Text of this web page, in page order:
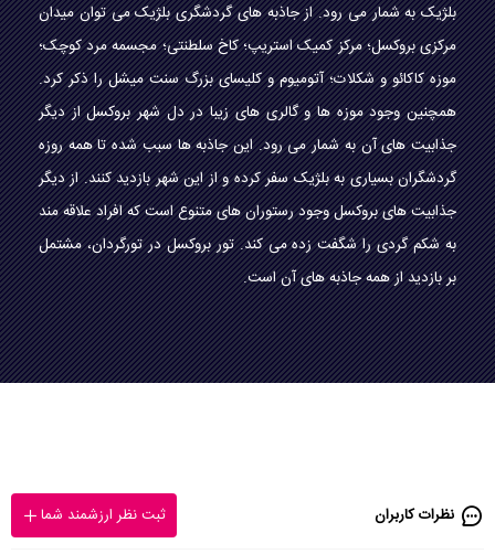
بلژیک به شمار می رود. از جاذبه های گردشگری بلژیک می توان میدان
مرکزی بروکسل؛ مرکز کمیک استریپ؛ کاخ سلطنتی؛ مجسمه مرد کوچک؛
موزه کاکائو و شکلات؛ آتومیوم و کلیسای بزرگ سنت میشل را ذکر کرد.
همچنین وجود موزه ها و گالری های زیبا در دل شهر بروکسل از دیگر
جذابیت های آن به شمار می رود. این جاذبه ها سبب شده تا همه روزه
گردشگران بسیاری به بلژیک سفر کرده و از این شهر بازدید کنند. از دیگر
جذابیت های بروکسل وجود رستوران های متنوع است که افراد علاقه مند
به شکم گردی را شگفت زده می کند. تور بروکسل در تورگردان، مشتمل
بر بازدید از همه جاذبه های آن است.
نظرات کاربران ثبت نظر ارزشمند شما